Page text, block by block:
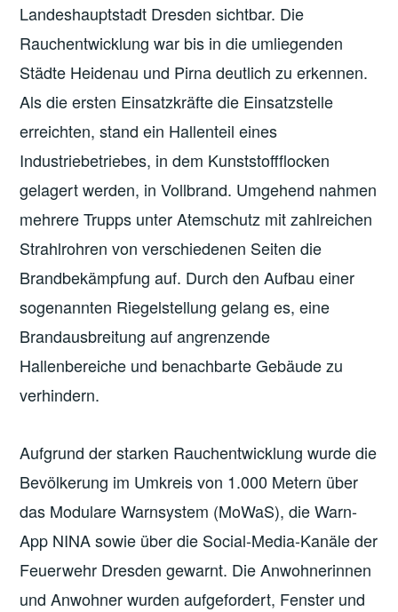
Landeshauptstadt Dresden sichtbar. Die
Rauchentwicklung war bis in die umliegenden
Städte Heidenau und Pirna deutlich zu erkennen.
Als die ersten Einsatzkräfte die Einsatzstelle
erreichten, stand ein Hallenteil eines
Industriebetriebes, in dem Kunststoffflocken
gelagert werden, in Vollbrand. Umgehend nahmen
mehrere Trupps unter Atemschutz mit zahlreichen
Strahlrohren von verschiedenen Seiten die
Brandbekämpfung auf. Durch den Aufbau einer
sogenannten Riegelstellung gelang es, eine
Brandausbreitung auf angrenzende
Hallenbereiche und benachbarte Gebäude zu
verhindern.
Aufgrund der starken Rauchentwicklung wurde die
Bevölkerung im Umkreis von 1.000 Metern über
das Modulare Warnsystem (MoWaS), die Warn-
App NINA sowie über die Social-Media-Kanäle der
Feuerwehr Dresden gewarnt. Die Anwohnerinnen
und Anwohner wurden aufgefordert, Fenster und